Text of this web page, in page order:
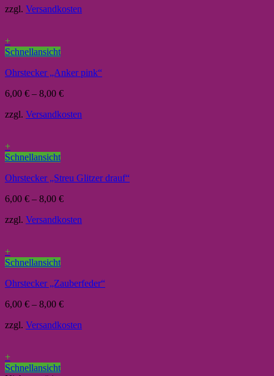
zzgl. Versandkosten
+
Schnellansicht
Ohrstecker „Anker pink“
6,00 € – 8,00 €
zzgl. Versandkosten
+
Schnellansicht
Ohrstecker „Streu Glitzer drauf“
6,00 € – 8,00 €
zzgl. Versandkosten
+
Schnellansicht
Ohrstecker „Zauberfeder“
6,00 € – 8,00 €
zzgl. Versandkosten
+
Schnellansicht